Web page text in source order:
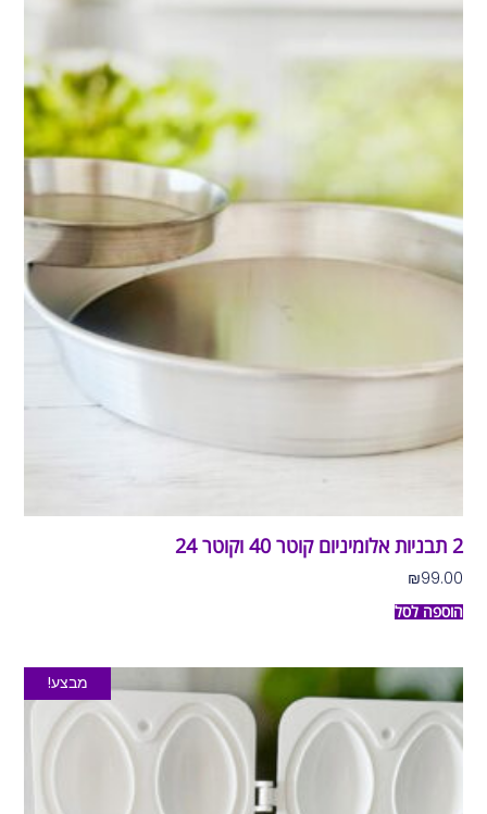
2 תבניות אלומיניום קוטר 40 וקוטר 24
₪99.00
הוספה לסל
מבצע!